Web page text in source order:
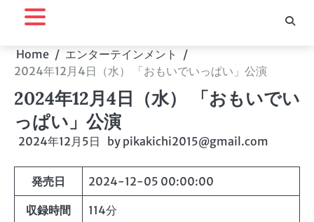
Home
エンターテインメント
2024年12月4日（水） 「おもいでいっぱい」公演
2024年12月4日（水） 「おもいでい
っぱい」公演
2024年12月5日 by pikakichi2015@gmail.com
発売日 2024-12-05 00:00:00
収録時間 114分